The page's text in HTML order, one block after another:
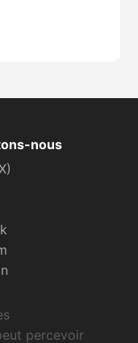
nous
percevoir